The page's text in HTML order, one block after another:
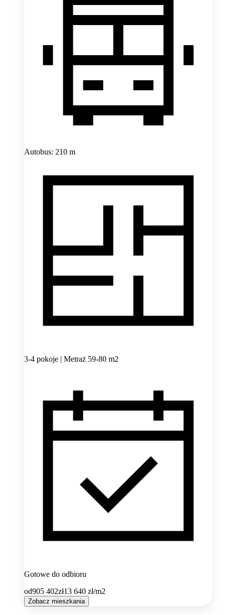
Autobus: 210 m
3-4 pokoje | Metraż 59-80 m2
Gotowe do odbioru
od905 402zł13 640 zł/m2
Zobacz mieszkania